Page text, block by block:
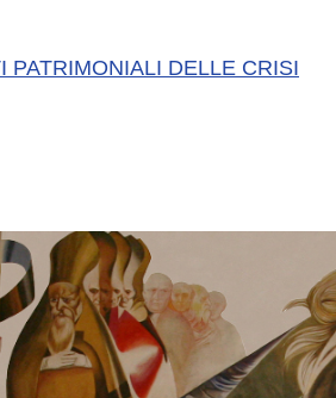
PATRIMONIALI DELLE CRISI